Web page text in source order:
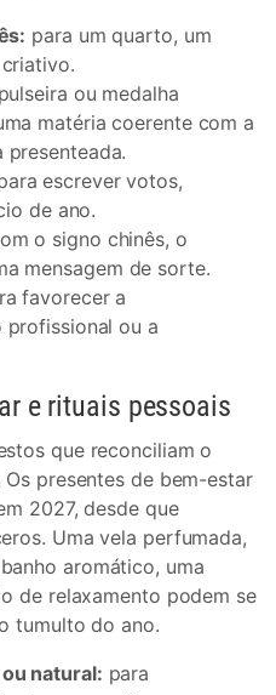
para um quarto, um
ou medalha
matéria coerente com a
presenteada.
escrever votos,
de ano.
o signo chinês, o
mensagem de sorte.
favorecer a
profissional ou a
e rituais pessoais
que reconciliam o
presentes de bem-estar
2027, desde que
Uma vela perfumada,
aromático, uma
de relaxamento podem se
tumulto do ano.
natural: para